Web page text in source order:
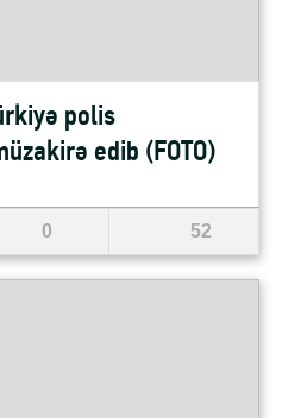
polis
edib (FOTO)
0 52